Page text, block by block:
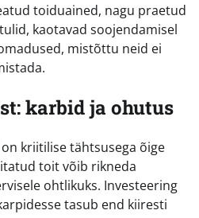
toiduained, nagu praetud
kaotavad soojendamisel
mistõttu neid ei
karbid ja ohutus
kriitilise tähtsusega õige
toit võib rikneda
ohtlikuks. Investeering
tasub end kiiresti